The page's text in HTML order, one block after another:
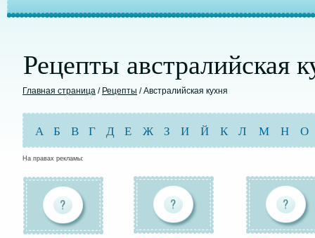
Рецепты австралийская
Главная страница / Рецепты / Австралийская кухня
А Б В Г Д Е Ж З И Й К Л М Н О
На правах рекламы: